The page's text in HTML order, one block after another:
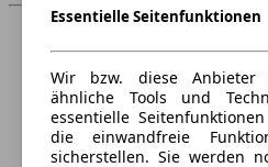
Essentielle Seitenfunktionen
Wir bzw. diese Anbieter
ähnliche Tools und
essentielle
die einwandfreie
sicherstellen. Sie werden